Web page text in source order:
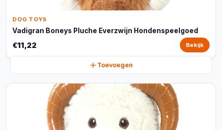
DOG TOYS
Vadigran Boneys Pluche Everzwijn Hondenspeelgoed
€11,22 Bekijk
Toevoegen